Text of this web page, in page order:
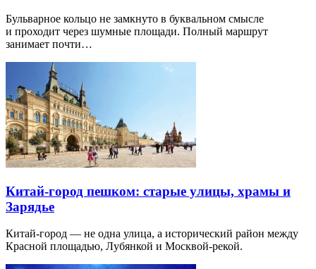
Бульварное кольцо не замкнуто в буквальном смысле
и проходит через шумные площади. Полный маршрут
занимает почти…
Китай-город пешком: старые улицы, храмы и
Зарядье
Китай-город — не одна улица, а исторический район между
Красной площадью, Лубянкой и Москвой-рекой.